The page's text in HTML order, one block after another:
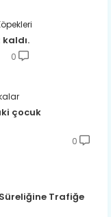
kaldı.
0
çocuk
0
Süreliğine Trafiğe